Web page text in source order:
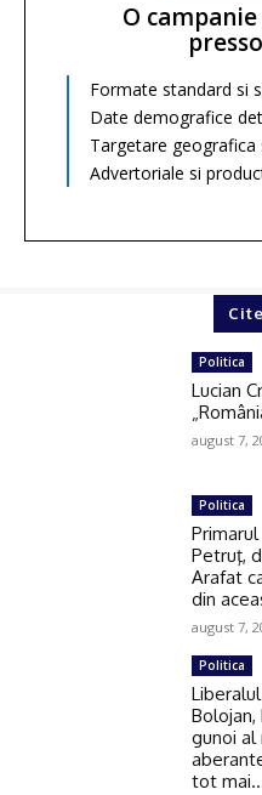
O
Formate standard si
Date demografice
Targetare geografica
Advertoriale si
Politica
Lucian
august 7,
Politica
Petruţ,
Arafat
din
august 7,
Politica
gunoi al
tot